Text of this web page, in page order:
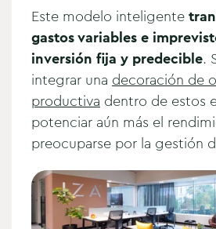
Este modelo inteligente
gastos variables e
inversión fija y predecible.
integrar una decoración de
productiva dentro de estos
potenciar aún más el
preocuparse por la gestión